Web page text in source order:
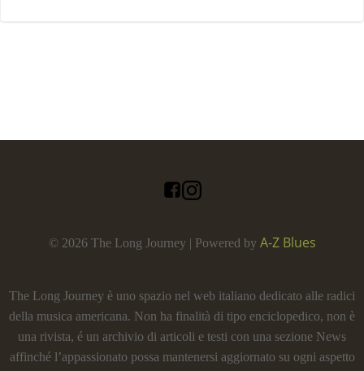
© 2026 The Long Journey | Powered by A-Z Blues
The Long Journey è uno spazio nel web italiano dedicato alle radici
della musica americana. Non ha finalità di tipo enciclopedico, non è
una rivista, é un archivio di articoli e testi con una sezione News
affinché l’appassionato possa mantenersi aggiornato su ogni aspetto